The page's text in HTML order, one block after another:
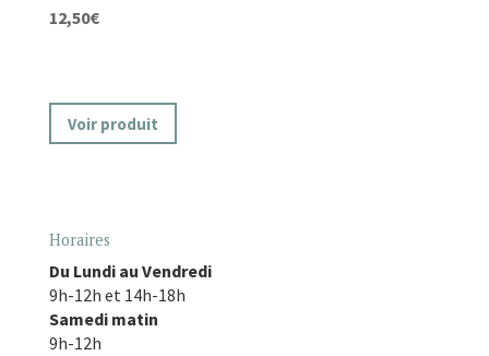
12,50€
Voir produit
Horaires
Du Lundi au Vendredi
9h-12h et 14h-18h
Samedi matin
9h-12h